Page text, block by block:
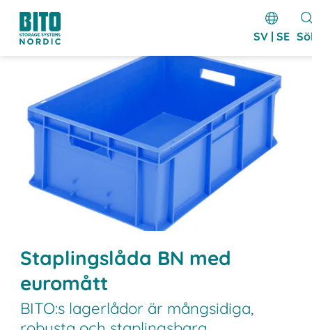
SV | SE
Staplingslåda BN med
euromått
BITO:s lagerlådor är mångsidiga,